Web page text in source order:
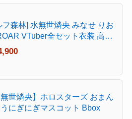
フ森林] 水無世燐央 みなせ りお
VTuber全セット衣装 高級
影用 コスプレ用衣装 コスプレ
チューム 仮装 cosplay男性S
無世燐央】ホロスターズ おまん
うにぎにぎマスコット Bbox